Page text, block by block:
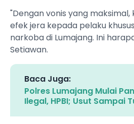
"Dengan vonis yang
efek jera kepada pelaku
narkoba di Lumajang. Ini
Setiawan.
Baca Juga:
Polres Lumajang Mulai
Ilegal, HPBI; Usut Sampai